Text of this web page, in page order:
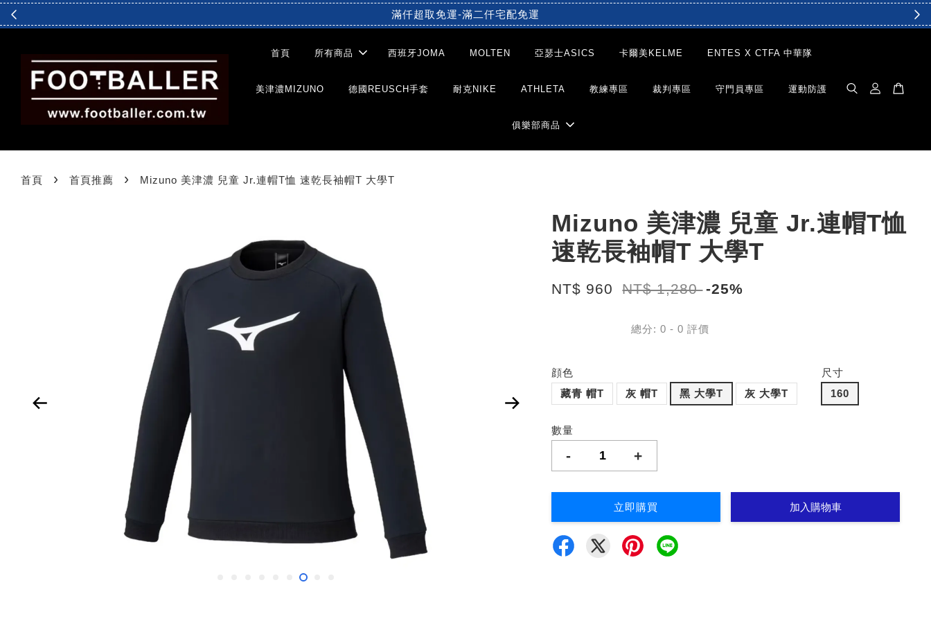
滿仟超取免運-滿二仟宅配免運
首頁 所有商品 西班牙JOMA MOLTEN 亞瑟士ASICS 卡爾美KELME ENTES X CTFA 中華隊
美津濃MIZUNO 德國REUSCH手套 耐克NIKE ATHLETA 教練專區 裁判專區 守門員專區 運動防護
俱樂部商品
首頁 › 首頁推薦 › Mizuno 美津濃 兒童 Jr.連帽T恤 速乾長袖帽T 大學T
Mizuno 美津濃 兒童 Jr.連帽T恤
速乾長袖帽T 大學T
NT$ 960 NT$ 1,280 -25%
總分:0 -0 評價
顔色
藏青 帽T
灰 帽T 黑 大學T 灰 大學T
尺寸
160
數量
- +
立即購買 加入購物車